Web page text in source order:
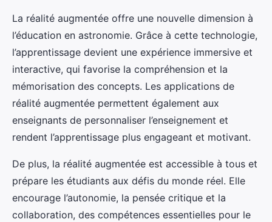
La réalité augmentée offre une nouvelle dimension à
l’éducation en astronomie. Grâce à cette technologie,
l’apprentissage devient une expérience immersive et
interactive, qui favorise la compréhension et la
mémorisation des concepts. Les applications de
réalité augmentée permettent également aux
enseignants de personnaliser l’enseignement et
rendent l’apprentissage plus engageant et motivant.
De plus, la réalité augmentée est accessible à tous et
prépare les étudiants aux défis du monde réel. Elle
encourage l’autonomie, la pensée critique et la
collaboration, des compétences essentielles pour le